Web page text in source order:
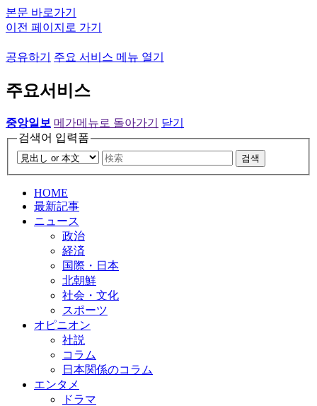
본문 바로가기
이전 페이지로 가기
공유하기 주요 서비스 메뉴 열기
주요서비스
중앙일보 메가메뉴로 돌아가기
닫기
검색어 입력폼
검색
HOME
最新記事
ニュース
政治
経済
国際・日本
北朝鮮
社会・文化
スポーツ
オピニオン
社説
コラム
日本関係のコラム
エンタメ
ドラマ